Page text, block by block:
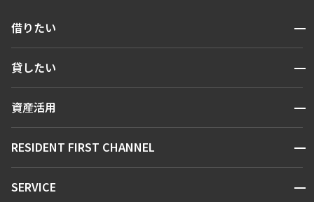
借りたい 開閉
人気エリアから探す
新着情報から探す
貸したい 開閉
お問い合わせ
資産活用 開閉
お問い合わせ
RESIDENT FIRST CHANNEL 開閉
マンションレポート
SERVICE 開閉